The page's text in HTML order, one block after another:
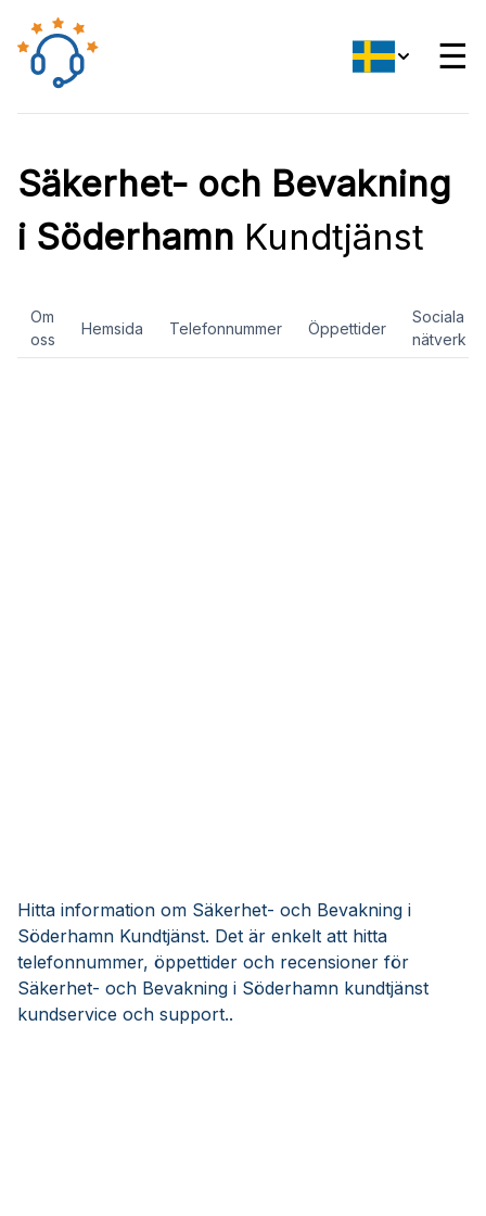
☰
Säkerhet- och Bevakning
i Söderhamn Kundtjänst
Om
oss
Hemsida Telefonnummer Öppettider
Sociala
nätverk
Hitta information om Säkerhet- och Bevakning i
Söderhamn Kundtjänst. Det är enkelt att hitta
telefonnummer, öppettider och recensioner för
Säkerhet- och Bevakning i Söderhamn kundtjänst
kundservice och support..